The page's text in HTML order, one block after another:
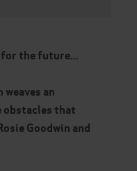
for the future...
an
obstacles that
Goodwin and